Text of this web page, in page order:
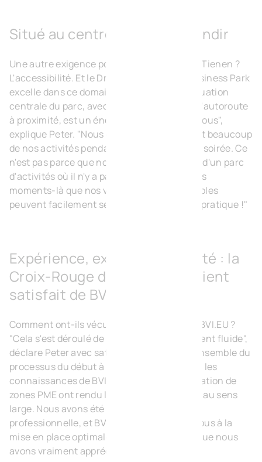
Situé au centre, fait pour grandir
Une autre exigence pour la Croix-Rouge de Tienen ?
L'accessibilité. Et le Drie Tommen Green Business Park
excelle dans ce domaine également. "La situation
centrale du parc, avec plusieurs artères et l'autoroute
à proximité, est un énorme avantage pour nous",
explique Peter. "Nous organisons également beaucoup
de nos activités pendant le week-end ou en soirée. Ce
n'est pas parce que nous sommes au milieu d'un parc
d'activités où il n'y a pas tant de monde à ces
moments-là que nos visiteurs et nos bénévoles
peuvent facilement se garer ici. Et ça, c'est pratique !"
Expérience, expertise, rapidité : la
Croix-Rouge de Tienen, un client
satisfait de BVI.EU
Comment ont-ils vécu la coopération avec BVI.EU ?
"Cela s'est déroulé de manière incroyablement fluide",
déclare Peter avec satisfaction. Il a suivi l'ensemble du
processus du début à la fin. "L'expérience et les
connaissances de BVI.EU en matière de création de
zones PME ont rendu le processus agréable au sens
large. Nous avons été abordés de manière
professionnelle, et BVI.EU a réfléchi avec nous à la
mise en place optimale de notre unité - ce que nous
avons vraiment apprécié".